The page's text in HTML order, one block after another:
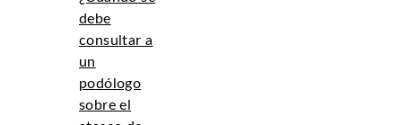
debe
consultar a
un
podólogo
sobre el